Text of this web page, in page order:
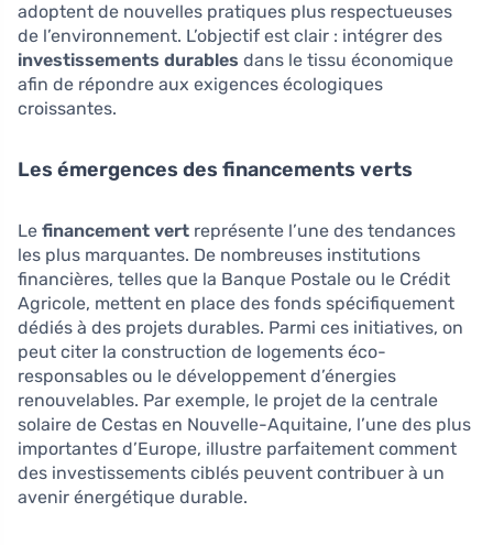
adoptent de nouvelles pratiques plus respectueuses
de l’environnement. L’objectif est clair : intégrer des
investissements durables dans le tissu économique
afin de répondre aux exigences écologiques
croissantes.
Les émergences des financements verts
Le financement vert représente l’une des tendances
les plus marquantes. De nombreuses institutions
financières, telles que la Banque Postale ou le Crédit
Agricole, mettent en place des fonds spécifiquement
dédiés à des projets durables. Parmi ces initiatives, on
peut citer la construction de logements éco-
responsables ou le développement d’énergies
renouvelables. Par exemple, le projet de la centrale
solaire de Cestas en Nouvelle-Aquitaine, l’une des plus
importantes d’Europe, illustre parfaitement comment
des investissements ciblés peuvent contribuer à un
avenir énergétique durable.